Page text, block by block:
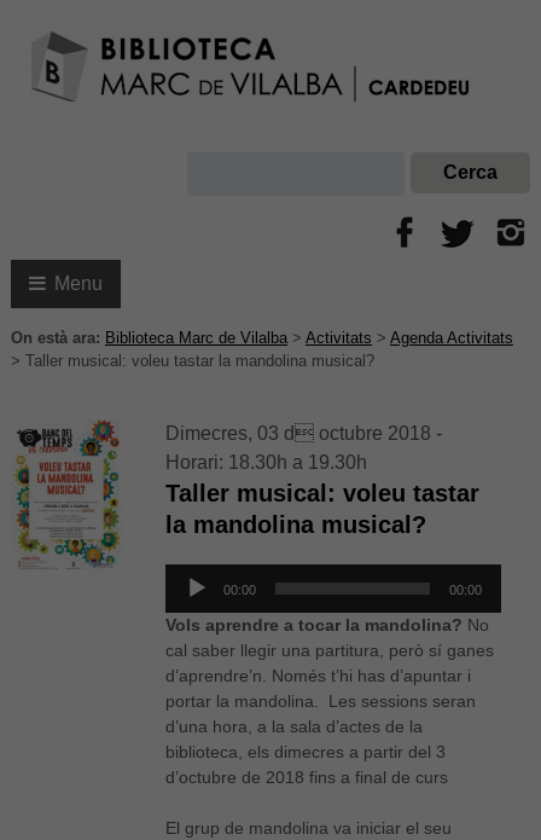
Menu
On està ara: Biblioteca Marc de Vilalba> Activitats > Agenda Activitats
> Taller musical: voleu tastar la mandolina musical?
Dimecres, 03 d octubre 2018 -
Horari: 18.30h a 19.30h
Taller musical: voleu tastar
la mandolina musical?
Reproductor
d'àudio
00:00 00:00
Vols aprendre a tocar la mandolina? No
cal saber llegir una partitura, però sí ganes
d’aprendre’n. Només t’hi has d’apuntar i
portar la mandolina. ​ Les sessions seran
d’una hora, a la sala d’actes de la
biblioteca, els dimecres a partir del 3
d’octubre de 2018 fins a final de curs
El grup de mandolina va iniciar el seu